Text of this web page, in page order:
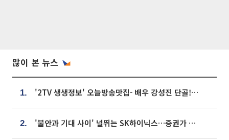
많이 본 뉴스
1. '2TV 생생정보' 오늘방송맛집- 배우 강성진 단골! 쌀국수ㆍ푸팟퐁 커리 맛집 '블○○○'
2. '불안과 기대 사이' 널뛰는 SK하이닉스…증권가 "HBM4·LTA 기반 펀터멘털 견고"